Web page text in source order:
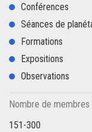
Conférences
Séances de
Formations
Expositions
Observations
Nombre de membres
151-300